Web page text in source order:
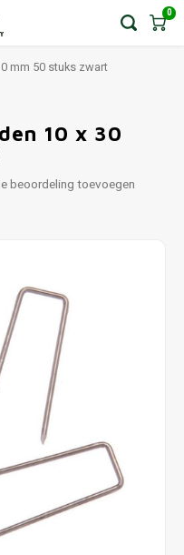
0
mm 50 stuks zwart
10 x 30
beoordeling toevoegen